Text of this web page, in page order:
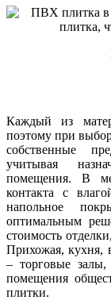
Каждый из
поэтому при
собственные
учитывая
помещения. В
контакта с
напольное
оптимальным
стоимость
Прихожая, кухня,
– торговые
помещения
плитки.